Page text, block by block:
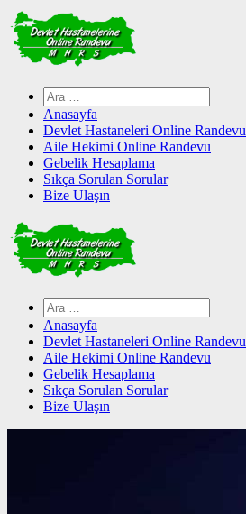
Skip
to
content
Arama:
Anasayfa
Devlet Hastaneleri Online Randevu
Aile Hekimi Online Randevu
Gebelik Hesaplama
Sıkça Sorulan Sorular
Bize Ulaşın
Arama:
Anasayfa
Devlet Hastaneleri Online Randevu
Aile Hekimi Online Randevu
Gebelik Hesaplama
Sıkça Sorulan Sorular
Bize Ulaşın